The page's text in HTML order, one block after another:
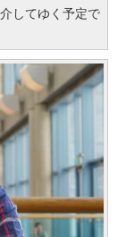
してゆく予定で